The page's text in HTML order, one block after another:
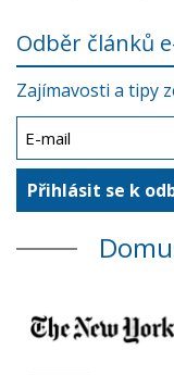
Odběr článků
Zajímavosti a tipy